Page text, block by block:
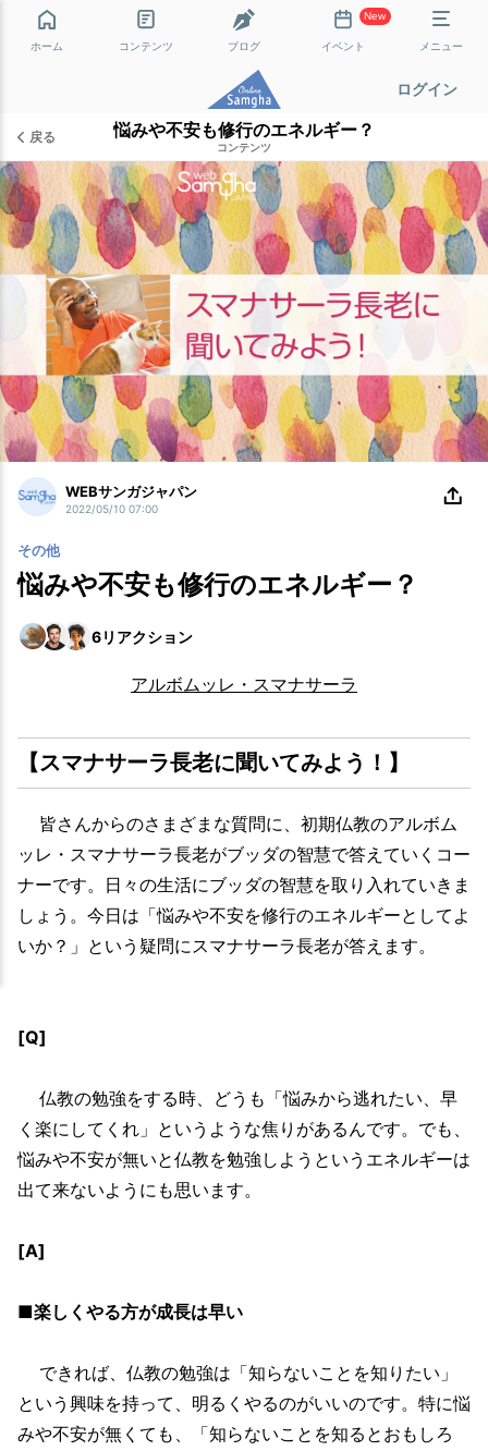
ホーム コンテンツ ブログ
New
イベント メニュー
ログイン
戻る 悩みや不安も修行のエネルギー？
コンテンツ
WEBサンガジャパン
2022/05/10 07:00
その他
悩みや不安も修行のエネルギー？
6リアクション
アルボムッレ・スマナサーラ
【スマナサーラ長老に聞いてみよう！】
皆さんからのさまざまな質問に、初期仏教のアルボム
ッレ・スマナサーラ長老がブッダの智慧で答えていくコー
ナーです。日々の生活にブッダの智慧を取り入れていきま
しょう。今日は「悩みや不安を修行のエネルギーとしてよ
いか？」という疑問にスマナサーラ長老が答えます。
[Q]
仏教の勉強をする時、どうも「悩みから逃れたい、早
く楽にしてくれ」というような焦りがあるんです。でも、
悩みや不安が無いと仏教を勉強しようというエネルギーは
出て来ないようにも思います。
[A]
■楽しくやる方が成長は早い
できれば、仏教の勉強は「知らないことを知りたい」
という興味を持って、明るくやるのがいいのです。特に悩
みや不安が無くても、「知らないことを知るとおもしろ